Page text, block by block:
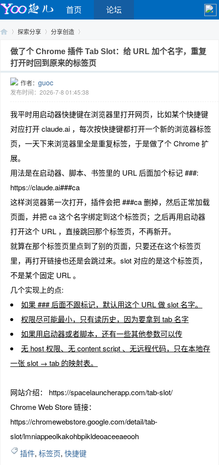
首页 论坛
Yo›
探索分享
›
分享创造
›
做了个 Chrome 插件 Tab Slot：给 URL 加个名字，重复
打开时回到原来的标签页
作者： guoc
发布时间：2026-7-8 01:45:38
我平时用启动器快捷键在浏览器里打开网页，比如某个快捷键
对应打开 claude.ai ，每次按快捷键都打开一个新的浏览器标签
页，一天下来浏览器里全是重复标签，于是做了个 Chrome 扩
展。
用法是在启动器、脚本、书签里的 URL 后面加个标记 ###:
https://claude.ai###ca
这样浏览器第一次打开，插件会把 ###ca 删掉，然后正常加载
页面，并把 ca 这个名字绑定到这个标签页；之后再用启动器
打开这个 URL ，直接跳回那个标签页，不再新开。
就算在那个标签页里点到了别的页面，只要还在这个标签页
里，再打开链接也还是会跳过来。slot 对应的是这个标签页，
不是某个固定 URL 。
几个实现上的点:
如果 ### 后面不跟标记，默认用这个 URL 做 slot 名字。
权限尽可能最小，只有读历史，因为要拿到 tab 名字
如果用启动器或者脚本，还有一些其他参数可以传
无 host 权限、无 content script 、无远程代码，只在本地存
一张 slot → tab 的映射表。
网站介绍： https://spacelauncherapp.com/tab-slot/
Chrome Web Store 链接：
https://chromewebstore.google.com/detail/tab-
slot/lmniappeolkakohbpikldeoaceeaeooh
插件, 标签页, 快捷键